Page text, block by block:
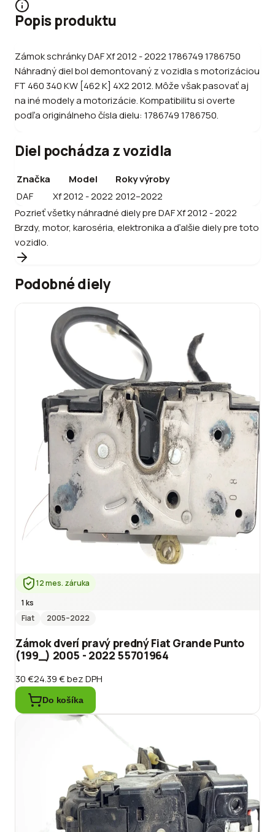
Popis produktu
Zámok schránky DAF Xf 2012 - 2022 1786749 1786750
Náhradný diel bol demontovaný z vozidla s motorizáciou
FT 460 340 KW [462 K] 4X2 2012. Môže však pasovať aj
na iné modely a motorizácie. Kompatibilitu si overte
podľa originálneho čísla dielu: 1786749 1786750.
Diel pochádza z vozidla
Značka Model
Roky výroby
DAF
Xf 2012 - 2022 2012–2022
Pozrieť všetky náhradné diely preDAFXf 2012 - 2022
Brzdy, motor, karoséria, elektronika a ďalšie diely pre toto
vozidlo.
Podobné diely
12 mes. záruka
1 ks
Fiat
2005–2022
Zámok dverí pravý predný Fiat Grande Punto
(199_) 2005 - 2022 55701964
30 €24.39 €bez DPH
Do košíka